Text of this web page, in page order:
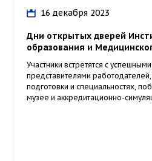
16 декабря 2023
Дни открытых дверей
образования и
Участники встретятся с
представителями
подготовки и специальностях,
музее и аккредитационно-